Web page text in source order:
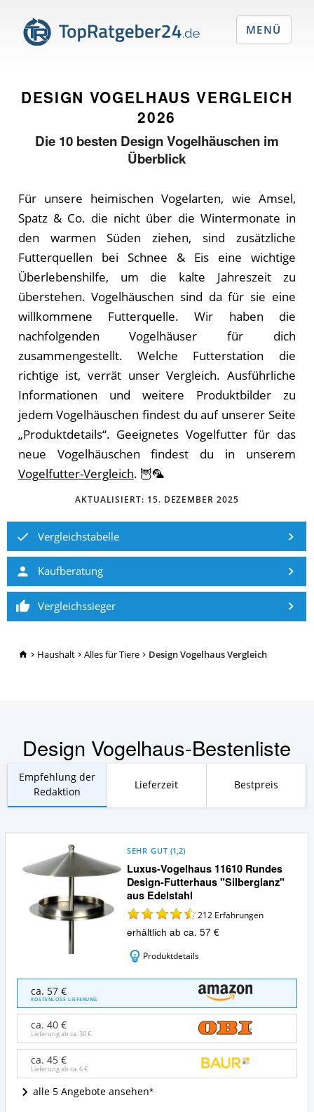
TopRatgeber24.de
Haushalt Alles für Tiere Design Vogelhaus Vergleich
DESIGN VOGELHAUS VERGLEICH
2026
Die 10 besten Design Vogelhäuschen im
Überblick
Für unsere heimischen Vogelarten, wie Amsel,
Spatz & Co. die nicht über die Wintermonate in
den warmen Süden ziehen, sind zusätzliche
Futterquellen bei Schnee & Eis eine wichtige
Überlebenshilfe, um die kalte Jahreszeit zu
überstehen. Vogelhäuschen sind da für sie eine
willkommene Futterquelle. Wir haben die
nachfolgenden Vogelhäuser für dich
zusammengestellt. Welche Futterstation die
richtige ist, verrät unser Vergleich. Ausführliche
Informationen und weitere Produktbilder zu
jedem Vogelhäuschen findest du auf unserer Seite
„Produktdetails“. Geeignetes Vogelfutter für das
neue Vogelhäuschen findest du in unserem
Vogelfutter-Vergleich. 🦉🦜
AKTUALISIERT: 15. DEZEMBER 2025
Vergleichstabelle
Kaufberatung
Vergleichssieger
Design Vogelhaus-Bestenliste
Empfehlung der
Redaktion
Lieferzeit Bestpreis
Luxus-Vogelhaus 11610 Rundes
Design-Futterhaus "Silberglanz"
aus Edelstahl
SEHR GUT (1,2)
212 Erfahrungen
erhältlich ab ca. 57 €
Produktdetails
Vogelhaus
11610
Rundes
Design-
Futterhaus
"Silberglanz"
aus
Edelstahl
Angebote:
ca. 57 €
KOSTENLOSE LIEFERUNG
ca. 40 €
Lieferung ab ca.30 €
ca. 45 €
Lieferung ab ca.6 €
alle 5 Angebote ansehen
MENÜ